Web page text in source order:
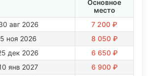
Основное
место
авг 2026
7 200 ₽
ноя 2026
8 050 ₽
дек 2026
6 650 ₽
янв 2027
6 900 ₽